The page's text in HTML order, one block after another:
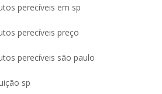
perecíveis em sp
perecíveis preço
perecíveis são paulo
sp